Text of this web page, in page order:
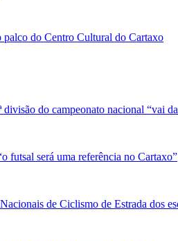
palco do Centro Cultural do Cartaxo
divisão do campeonato nacional “vai
futsal será uma referência no Cartaxo”
de Ciclismo de Estrada dos